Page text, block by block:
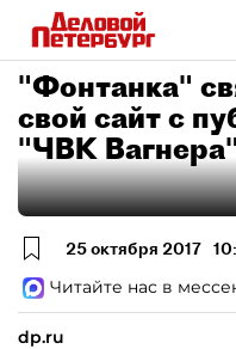
"Фонтанка"
свой сайт с
"ЧВК Вагнера"
25 октября 2017
Читайте нас в
dp.ru